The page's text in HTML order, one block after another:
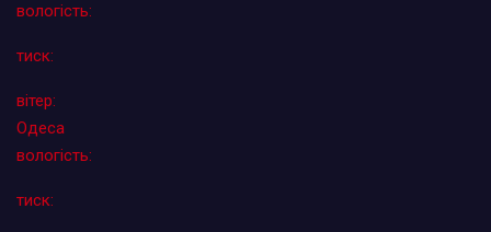
вологість:
тиск:
вітер:
Одеса
вологість:
тиск: